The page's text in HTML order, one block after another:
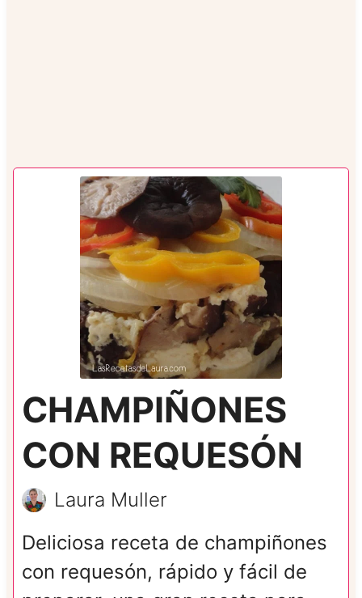
CHAMPIÑONES
CON REQUESÓN
Laura Muller
Deliciosa receta de champiñones
con requesón, rápido y fácil de